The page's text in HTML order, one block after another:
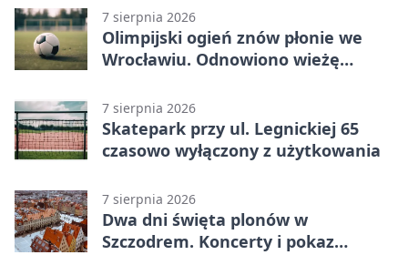
7 sierpnia 2026
Olimpijski ogień znów płonie we
Wrocławiu. Odnowiono wieżę
7 sierpnia 2026
Skatepark przy ul. Legnickiej 65
czasowo wyłączony z użytkowania
7 sierpnia 2026
Dwa dni święta plonów w
Szczodrem. Koncerty i pokaz